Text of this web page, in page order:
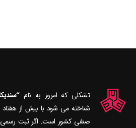
تشکلی که امروز به نام
صنفی کشور است. اگر ثبت رسمی